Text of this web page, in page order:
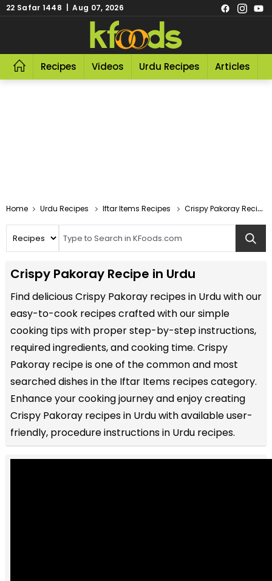
22 Safar 1448 | Aug 07, 2026
Recipes Videos Urdu Recipes Articles
Home Urdu Recipes Iftar Items Recipes Crispy Pakoray Recipe In Urdu
Crispy Pakoray Recipe in Urdu
Find delicious Crispy Pakoray recipes in Urdu with our
easy-to-cook recipes crafted with our simple
cooking tips with proper step-by-step instructions,
required ingredients, and cooking time. Crispy
Pakoray recipe is one of the common and most
searched dishes in the Iftar Items recipes category.
Enhance your cooking journey and enjoy creating
Crispy Pakoray recipes in Urdu with available user-
friendly, procedure instructions in Urdu recipes.